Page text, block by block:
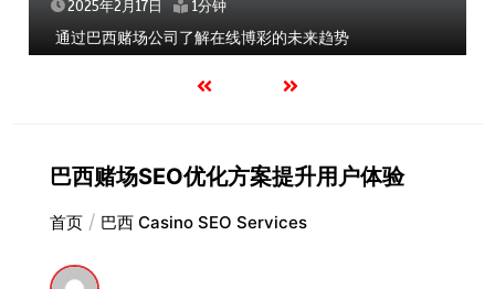
2025年2月17日 1分钟
通过巴西赌场公司了解在线博彩的未来趋势
巴西赌场SEO优化方案提升用户体验
首页 巴西 Casino SEO Services